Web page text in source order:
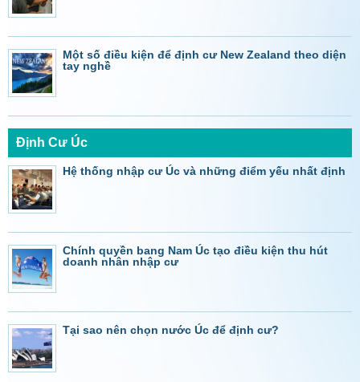
Một số điều kiện để định cư New Zealand theo diện
tay nghề
Định Cư Úc
Hệ thống nhập cư Úc và những điểm yếu nhất định
Chính quyền bang Nam Úc tạo điều kiện thu hút
doanh nhân nhập cư
Tại sao nên chọn nước Úc để định cư?